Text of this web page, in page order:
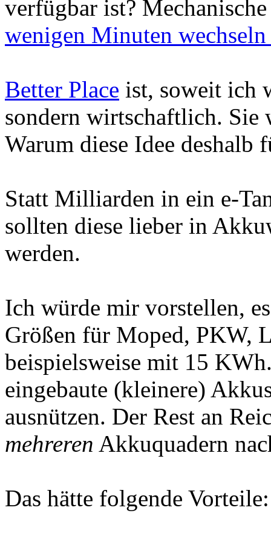
verfügbar ist?
wenigen Minuten wechseln
Better Place ist, soweit ich
sondern wirtschaftlich. Sie
Warum diese Idee deshalb
Statt Milliarden in ein e-
sollten diese lieber in
werden.
Ich würde mir vorstellen,
Größen für Moped, PKW,
beispielsweise mit 15
eingebaute (kleinere)
ausnützen. Der Rest an
mehreren Akkuquadern
Das hätte folgende Vorteile: